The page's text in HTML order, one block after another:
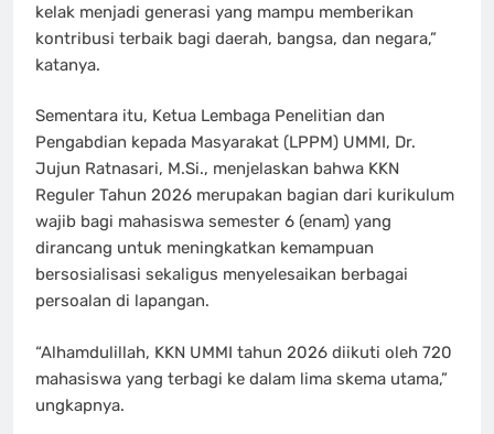
kelak menjadi generasi yang mampu memberikan
kontribusi terbaik bagi daerah, bangsa, dan negara,”
katanya.
Sementara itu, Ketua Lembaga Penelitian dan
Pengabdian kepada Masyarakat (LPPM) UMMI, Dr.
Jujun Ratnasari, M.Si., menjelaskan bahwa KKN
Reguler Tahun 2026 merupakan bagian dari kurikulum
wajib bagi mahasiswa semester 6 (enam) yang
dirancang untuk meningkatkan kemampuan
bersosialisasi sekaligus menyelesaikan berbagai
persoalan di lapangan.
“Alhamdulillah, KKN UMMI tahun 2026 diikuti oleh 720
mahasiswa yang terbagi ke dalam lima skema utama,”
ungkapnya.